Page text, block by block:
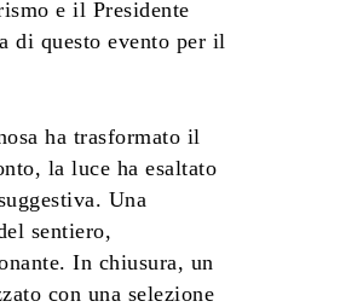
e il Presidente
di questo evento per il
ha trasformato il
la luce ha esaltato
Una
sentiero,
In chiusura, un
con una selezione